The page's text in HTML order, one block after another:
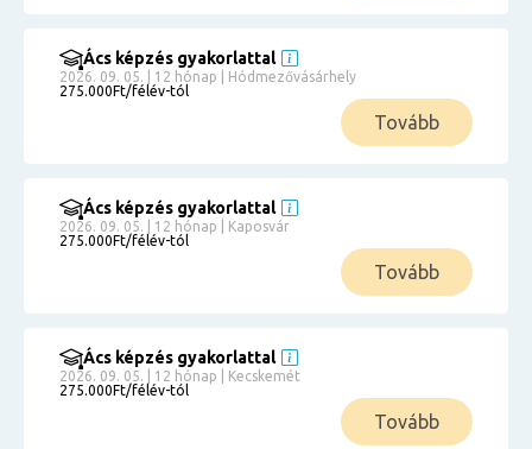
Ács képzés gyakorlattal
2026. 09. 05. | 12 hónap | Hódmezővásárhely
275.000Ft/félév-tól
Tovább
Ács képzés gyakorlattal
2026. 09. 05. | 12 hónap | Kaposvár
275.000Ft/félév-tól
Tovább
Ács képzés gyakorlattal
2026. 09. 05. | 12 hónap | Kecskemét
275.000Ft/félév-tól
Tovább